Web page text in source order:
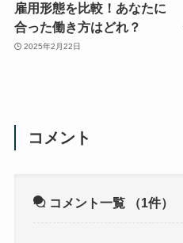
雇用形態を比較！あなたに
合った働き方はどれ？
2025年2月22日
コメント
コメント一覧 （1件）